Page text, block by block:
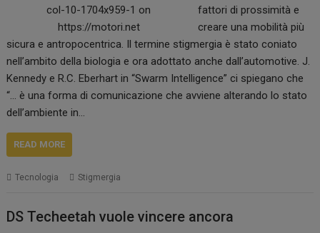
fattori di prossimità e
creare una mobilità più
sicura e antropocentrica. Il termine stigmergia è stato coniato
nell’ambito della biologia e ora adottato anche dall’automotive. J.
Kennedy e R.C. Eberhart in “Swarm Intelligence” ci spiegano che
“… è una forma di comunicazione che avviene alterando lo stato
dell’ambiente in…
READ MORE
Tecnologia Stigmergia
DS Techeetah vuole vincere ancora